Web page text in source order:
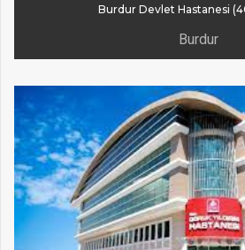
Burdur Devlet Hastanesi
Burdur